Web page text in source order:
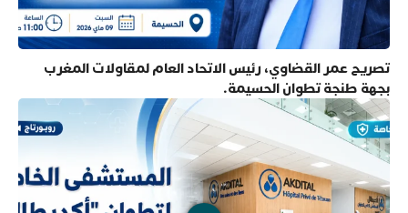
تصريح عمر القضاوي، رئيس الاتحاد العام لمقاولات المغرب
بجهة طنجة تطوان الحسيمة.